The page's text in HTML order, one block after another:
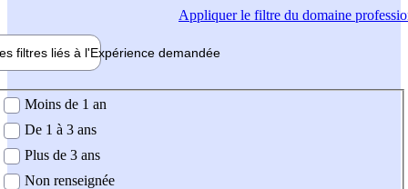
Appliquerle filtre du domaine
filtres liés à l'Expérience demandée
demandée
Moins de 1 an
De 1 à 3 ans
Plus de 3 ans
Non renseignée